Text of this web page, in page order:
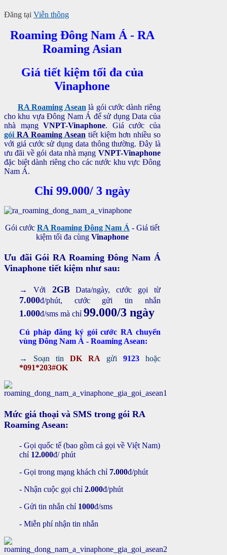
Đăng tại Viễn thông
Roaming Đông Nam Á - RA
Roaming Asian
Giá tiết kiệm tối đa của
Vinaphone
RA Roaming Asean là gói cước dành riêng
cho khu vựa Đông Nam Á để sử dụng Data của
nhà mạngVNPT-Vinaphone. Giá cước của
gói RA Roaming Asean tiết kiệm hơn nhiều so
với giá cước sử dụng data thông thường. Đây là
ưu đãi về gói data nhà mạng VNPT-Vinaphone
đặc biệt dành riêng cho các nước khu vực Đông
Nam Á.
Chỉ 99.000/ 3 ngày
Gói cước RA Roaming Đông Nam Á - Giá tiết
kiệm tối đa cùng Vinaphone
Ưu đãi Gói RA Roaming Đông Nam Á
Vinaphone tiết kiệm như sau:
→ Với2GB Data/ngày, cước gọi từ
7.000đ/phút, cước gửi tin nhắn
1.000đ/sms mà chỉ 99.000/3 ngày
Cú pháp đăng ký gói cước RA chuyển
vùng Đông Nam Á - Roaming Asean:
→ Soạn tin DK RAgửi 9123hoặc
*091*203#OK
Mức giá thoại và SMS trong gói RA
Roaming Asean:
- Gọi quốc tế (bao gồm cả gọi về Việt Nam)
chỉ 12.000đ/ phút
- Gọi trong mạng khách chỉ 7.000đ/phút
- Nhận cuộc gọi chỉ 2.000đ/phút
- Gửi tin nhắn chỉ 1000đ/sms
- Miễn phí nhận tin nhắn